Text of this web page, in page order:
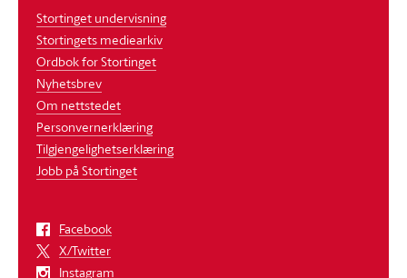
Stortinget undervisning
Stortingets mediearkiv
Ordbok for Stortinget
Nyhetsbrev
Om nettstedet
Personvernerklæring
Tilgjengelighetserklæring
Jobb på Stortinget
Facebook
X/Twitter
Instagram